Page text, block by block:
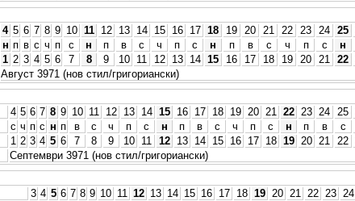
4 5 6 7 8 9 10 11 12 13 14 15 16 17 18 19 20 21 22 23 24 25
н п в с ч п с н п в с ч п с н п в с ч п с н
1 2 3 4 5 6 7 8 9 10 11 12 13 14 15 16 17 18 19 20 21 22
Август 3971 (нов стил/григориански)
4 5 6 7 8 9 10 11 12 13 14 15 16 17 18 19 20 21 22 23 24 25
с ч п с н п в с ч п с н п в с ч п с н п в с
1 2 3 4 5 6 7 8 9 10 11 12 13 14 15 16 17 18 19 20 21 22
Септември 3971 (нов стил/григориански)
3 4 5 6 7 8 9 10 11 12 13 14 15 16 17 18 19 20 21 22 23 24